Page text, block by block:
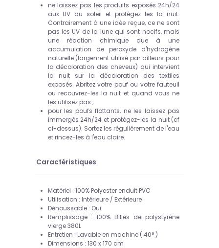
ne laissez pas les produits exposés 24h/24
aux UV du soleil et protégez les la nuit.
Contrairement à une idée reçue, ce ne sont
pas les UV de la lune qui sont nocifs, mais
une réaction chimique due à une
accumulation de peroxyde d'hydrogène
naturelle (largement utilisé par ailleurs pour
la décoloration des cheveux) qui intervient
la nuit sur la décoloration des textiles
exposés. Abritez votre pouf ou votre fauteuil
ou recouvrez-les la nuit et quand vous ne
les utilisez pas ;
pour les poufs flottants, ne les laissez pas
immergés 24h/24 et protégez-les la nuit (cf
ci-dessus). Sortez les régulièrement de l'eau
et rincez-les à l'eau claire.
Caractéristiques
Matériel : 100% Polyester enduit PVC
Utilisation : Intérieure / Extérieure
Déhoussable : Oui
Remplissage : 100% Billes de polystyrène
vierge 380L
Entretien : Lavable en machine ( 40° )
Dimensions : 130 x 170 cm